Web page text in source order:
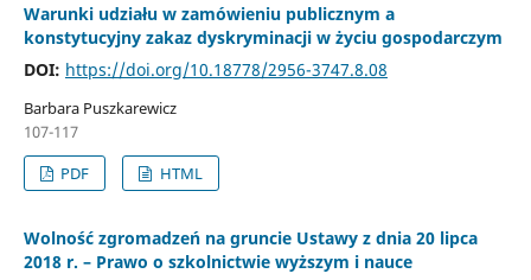
Warunki udziału w zamówieniu publicznym a
konstytucyjny zakaz dyskryminacji w życiu gospodarczym
DOI: https://doi.org/10.18778/2956-3747.8.08
Barbara Puszkarewicz
107-117
PDF
HTML
Wolność zgromadzeń na gruncie Ustawy z dnia 20 lipca
2018 r. – Prawo o szkolnictwie wyższym i nauce